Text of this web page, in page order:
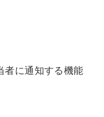
者に通知する機能